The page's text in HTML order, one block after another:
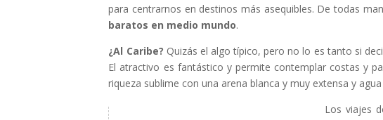
para centrarnos en destinos más asequibles. De todas
baratos en medio mundo.
¿Al Caribe? Quizás el algo típico, pero no lo es tanto si
El atractivo es fantástico y permite contemplar costas y
riqueza sublime con una arena blanca y muy extensa y
Los viajes